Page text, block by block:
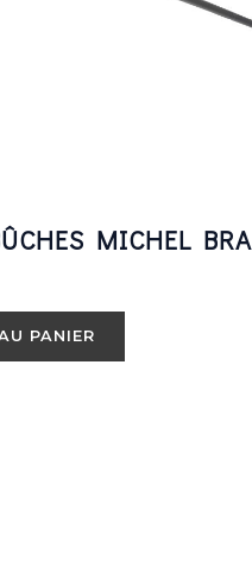
MICHEL
PANIER